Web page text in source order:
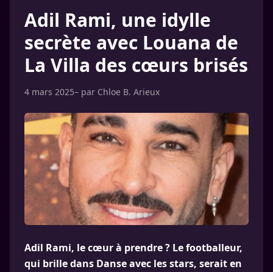
Adil Rami, une idylle
secrète avec Louana de
La Villa des cœurs brisés
4 mars 2025– par Chloe B. Arieux
Adil Rami, le cœur à prendre ? Le footballeur,
qui brille dans Danse avec les stars, serait en